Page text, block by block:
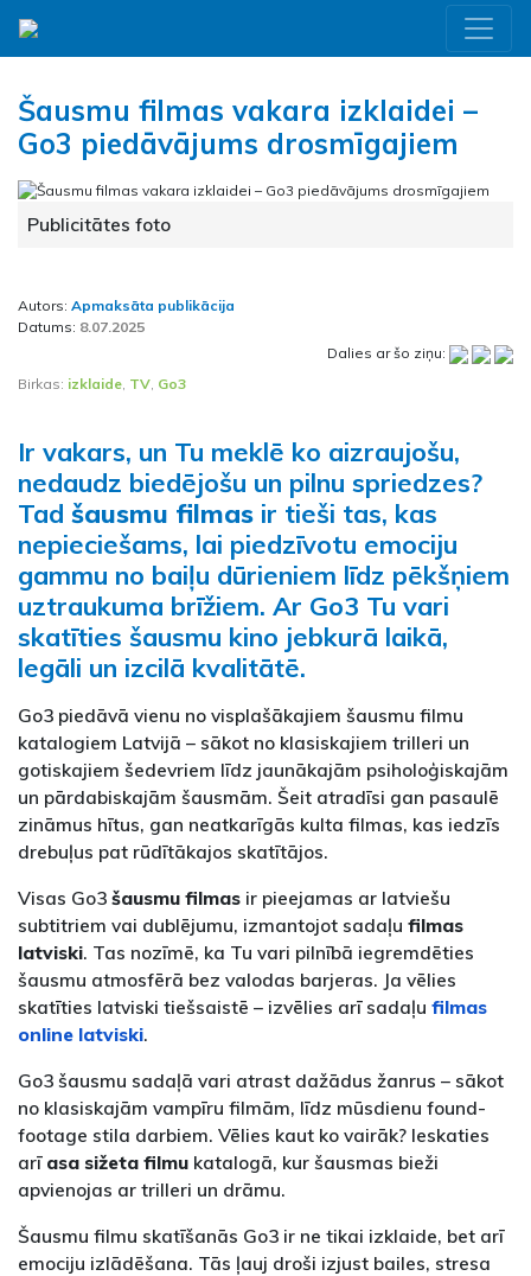
Šausmu filmas vakara izklaidei –
Go3 piedāvājums drosmīgajiem
Publicitātes foto
Autors: Apmaksāta publikācija
Datums: 8.07.2025
Dalies ar šo ziņu:
Birkas: izklaide TV Go3
Ir vakars, un Tu meklē ko aizraujošu,
nedaudz biedējošu un pilnu spriedzes?
Tad šausmu filmas ir tieši tas, kas
nepieciešams, lai piedzīvotu emociju
gammu no baiļu dūrieniem līdz pēkšņiem
uztraukuma brīžiem. Ar Go3 Tu vari
skatīties šausmu kino jebkurā laikā,
legāli un izcilā kvalitātē.
Go3 piedāvā vienu no visplašākajiem šausmu filmu
katalogiem Latvijā – sākot no klasiskajiem trilleri un
gotiskajiem šedevriem līdz jaunākajām psiholoģiskajām
un pārdabiskajām šausmām. Šeit atradīsi gan pasaulē
zināmus hītus, gan neatkarīgās kulta filmas, kas iedzīs
drebuļus pat rūdītākajos skatītājos.
Visas Go3 šausmu filmas ir pieejamas ar latviešu
subtitriem vai dublējumu, izmantojot sadaļu filmas
latviski. Tas nozīmē, ka Tu vari pilnībā iegremdēties
šausmu atmosfērā bez valodas barjeras. Ja vēlies
skatīties latviski tiešsaistē – izvēlies arī sadaļu filmas
online latviski.
Go3 šausmu sadaļā vari atrast dažādus žanrus – sākot
no klasiskajām vampīru filmām, līdz mūsdienu found-
footage stila darbiem. Vēlies kaut ko vairāk? Ieskaties
arī asa sižeta filmu katalogā, kur šausmas bieži
apvienojas ar trilleri un drāmu.
Šausmu filmu skatīšanās Go3 ir ne tikai izklaide, bet arī
emociju izlādēšana. Tās ļauj droši izjust bailes, stresa